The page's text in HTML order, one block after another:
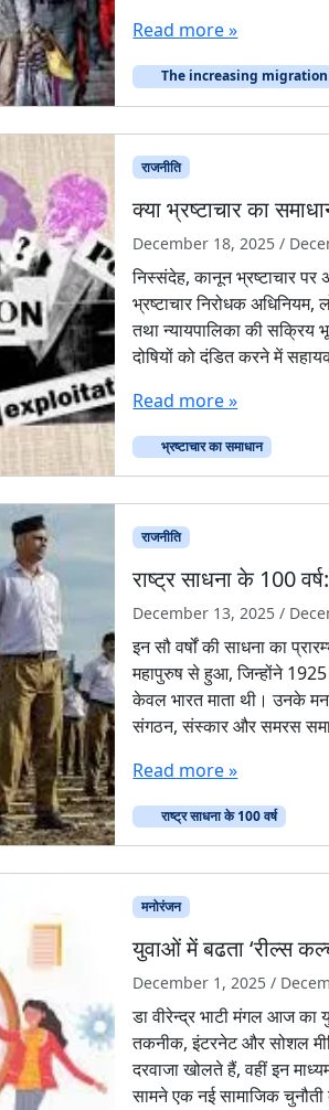
Read more »
The increasing
राजनीति
क्या भ्रष्टाचार का
December 18, 2025 /
निस्संदेह, कानून भ्रष्टाचार
भ्रष्टाचार निरोधक
तथा न्यायपालिका की सक्रिय
दोषियों को दंडित करने में
Read more »
भ्रष्टाचार का समाधान
राजनीति
राष्ट्र साधना के 100
December 13, 2025 /
इन सौ वर्षों की साधना का
महापुरुष से हुआ, जिन्होंने
केवल भारत माता थी। उनके मन
संगठन, संस्कार और समरस
Read more »
राष्ट्र साधना के 100 वर्ष
मनोरंजन
युवाओं में बढता ‘रील्स
December 1, 2025 /
डा वीरेन्द्र भाटी मंगल आज का
तकनीक, इंटरनेट और सोशल
दरवाजा खोलते हैं, वहीं इन
सामने एक नई सामाजिक